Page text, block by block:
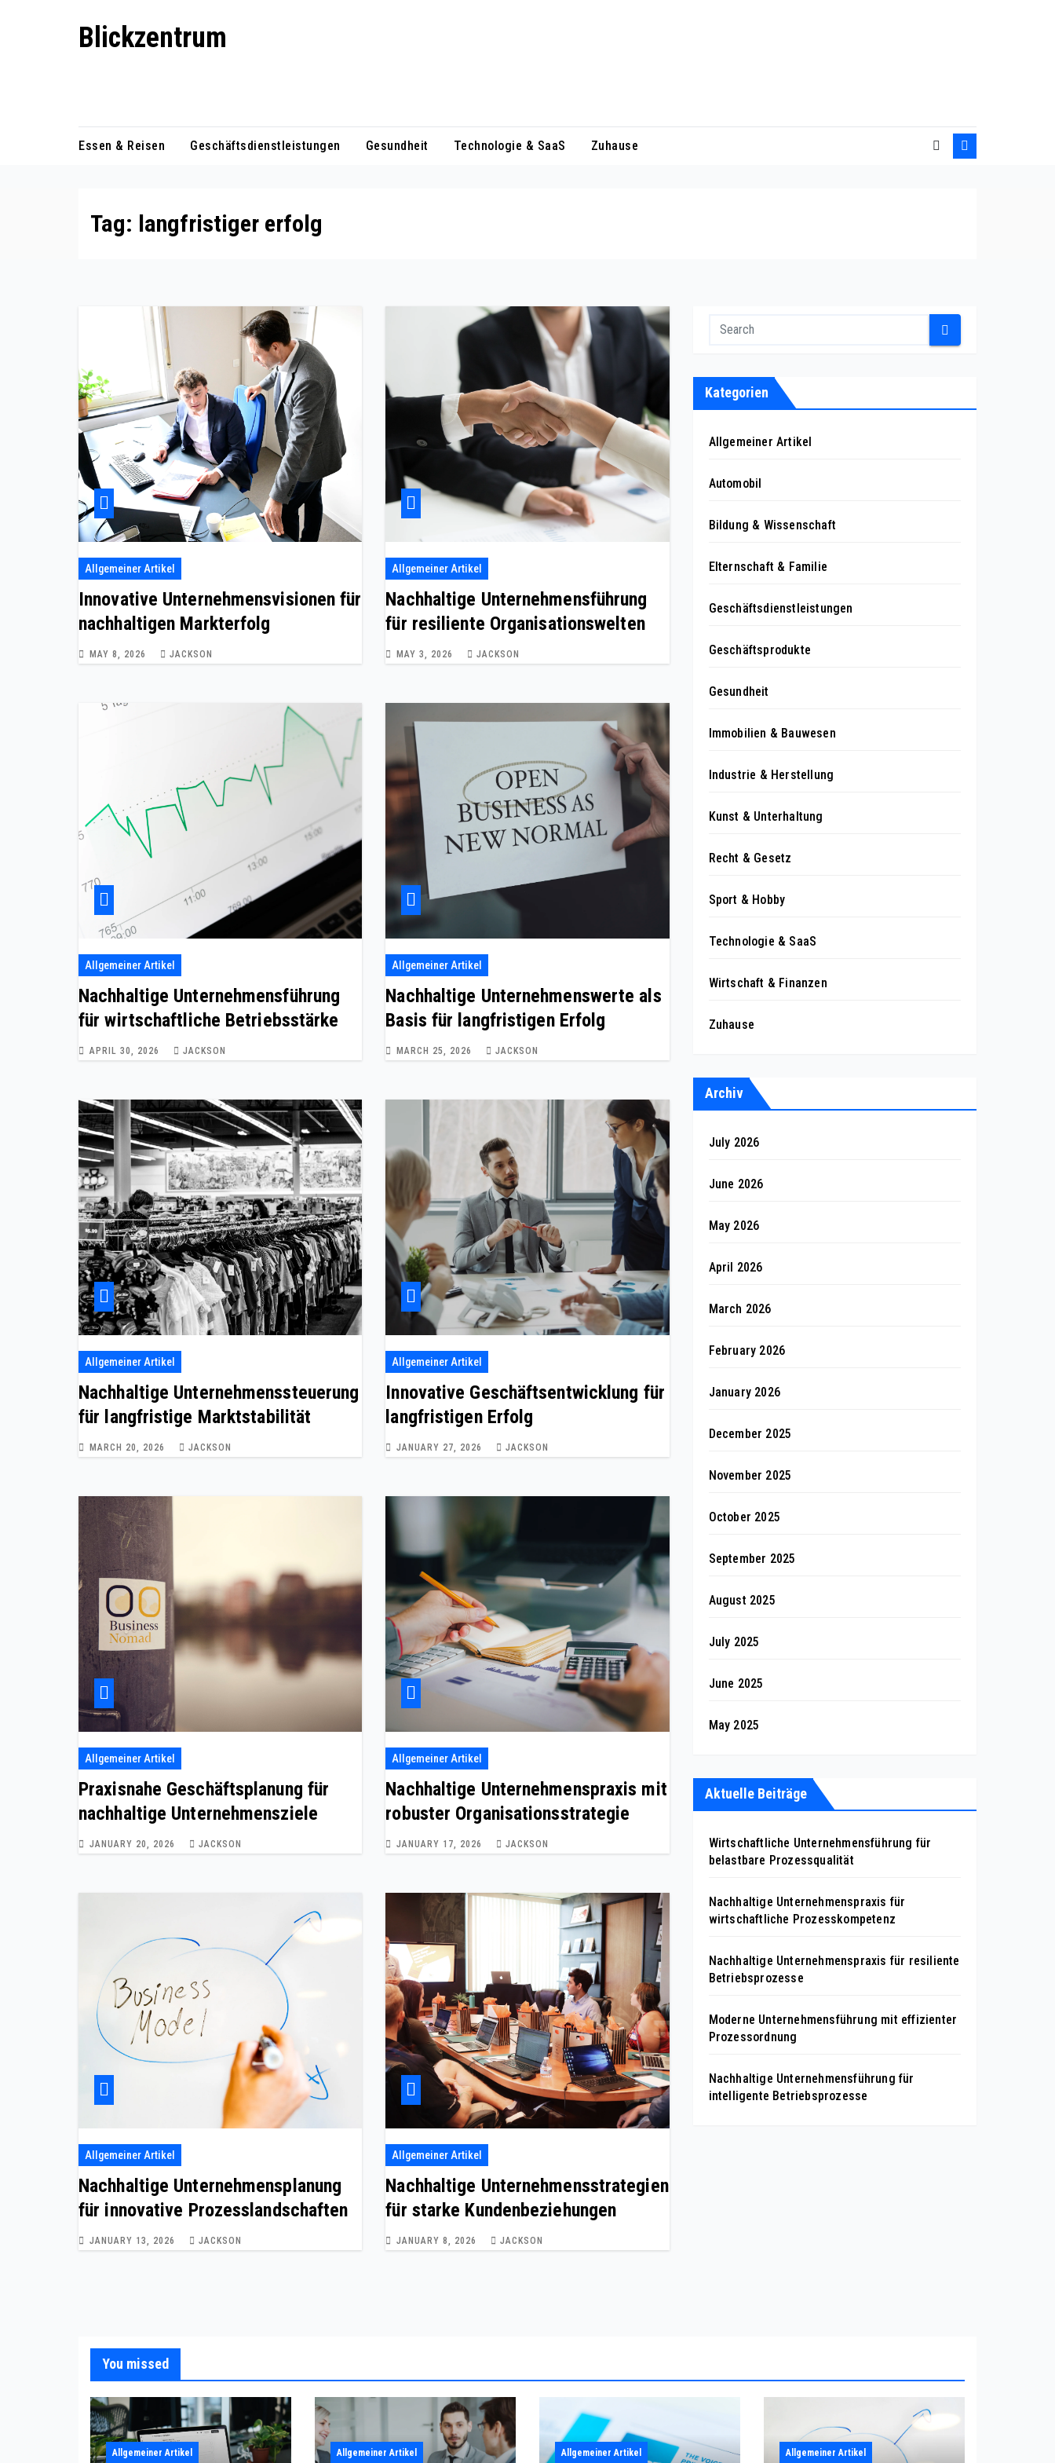
Blickzentrum
Essen & Reisen Geschäftsdienstleistungen Gesundheit Technologie & SaaS Zuhause
Tag: langfristiger erfolg
Allgemeiner Artikel
Innovative Unternehmensvisionen für
nachhaltigen Markterfolg
MAY 8, 2026 JACKSON
Allgemeiner Artikel
Nachhaltige Unternehmensführung
für resiliente Organisationswelten
MAY 3, 2026 JACKSON
Allgemeiner Artikel
Nachhaltige Unternehmensführung
für wirtschaftliche Betriebsstärke
APRIL 30, 2026 JACKSON
Allgemeiner Artikel
Nachhaltige Unternehmenswerte als
Basis für langfristigen Erfolg
MARCH 25, 2026 JACKSON
Allgemeiner Artikel
Nachhaltige Unternehmenssteuerung
für langfristige Marktstabilität
MARCH 20, 2026 JACKSON
Allgemeiner Artikel
Innovative Geschäftsentwicklung für
langfristigen Erfolg
JANUARY 27, 2026 JACKSON
Allgemeiner Artikel
Praxisnahe Geschäftsplanung für
nachhaltige Unternehmensziele
JANUARY 20, 2026 JACKSON
Allgemeiner Artikel
Nachhaltige Unternehmenspraxis mit
robuster Organisationsstrategie
JANUARY 17, 2026 JACKSON
Allgemeiner Artikel
Nachhaltige Unternehmensplanung
für innovative Prozesslandschaften
JANUARY 13, 2026 JACKSON
Allgemeiner Artikel
Nachhaltige Unternehmensstrategien
für starke Kundenbeziehungen
JANUARY 8, 2026 JACKSON
Kategorien
Allgemeiner Artikel
Automobil
Bildung & Wissenschaft
Elternschaft & Familie
Geschäftsdienstleistungen
Geschäftsprodukte
Gesundheit
Immobilien & Bauwesen
Industrie & Herstellung
Kunst & Unterhaltung
Recht & Gesetz
Sport & Hobby
Technologie & SaaS
Wirtschaft & Finanzen
Zuhause
Archiv
July 2026
June 2026
May 2026
April 2026
March 2026
February 2026
January 2026
December 2025
November 2025
October 2025
September 2025
August 2025
July 2025
June 2025
May 2025
Aktuelle Beiträge
Wirtschaftliche Unternehmensführung für
belastbare Prozessqualität
Nachhaltige Unternehmenspraxis für
wirtschaftliche Prozesskompetenz
Nachhaltige Unternehmenspraxis für resiliente
Betriebsprozesse
Moderne Unternehmensführung mit effizienter
Prozessordnung
Nachhaltige Unternehmensführung für
intelligente Betriebsprozesse
You missed
Allgemeiner Artikel Allgemeiner Artikel Allgemeiner Artikel Allgemeiner Artikel